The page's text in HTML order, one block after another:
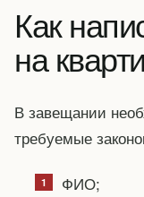
Как
на
В завещании
требуемые
ФИО;